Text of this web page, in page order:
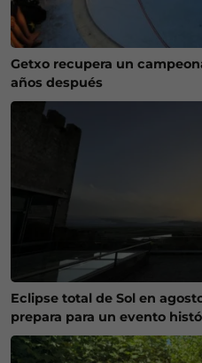
Getxo recupera un
años después
Eclipse total de Sol en
prepara para un evento